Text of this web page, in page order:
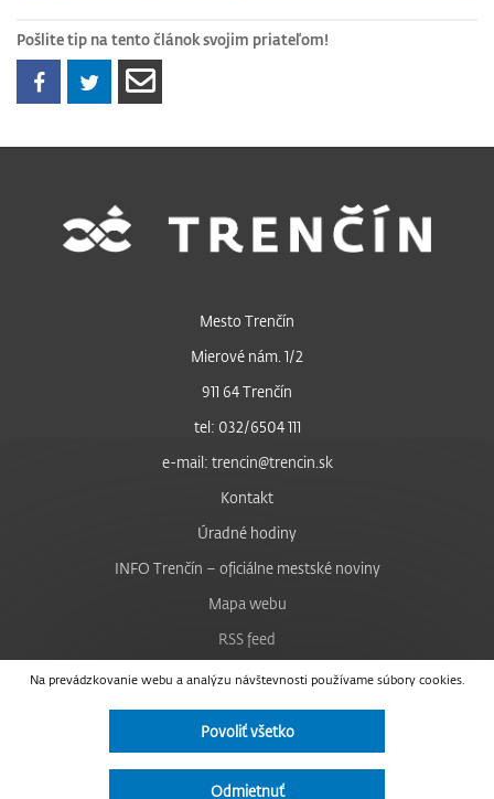
Pošlite tip na tento článok svojim priateľom!
Na prevádzkovanie webu a analýzu návštevnosti používame súbory cookies.
Povoliť všetko
Odmietnuť
Mesto Trenčín
Mierové nám. 1/2
911 64 Trenčín
tel: 032/6504 111
e-mail: trencin@trencin.sk
Kontakt
Úradné hodiny
INFO Trenčín – oficiálne mestské noviny
Mapa webu
RSS feed
Nastavenie cookies
Facebook
Instagram